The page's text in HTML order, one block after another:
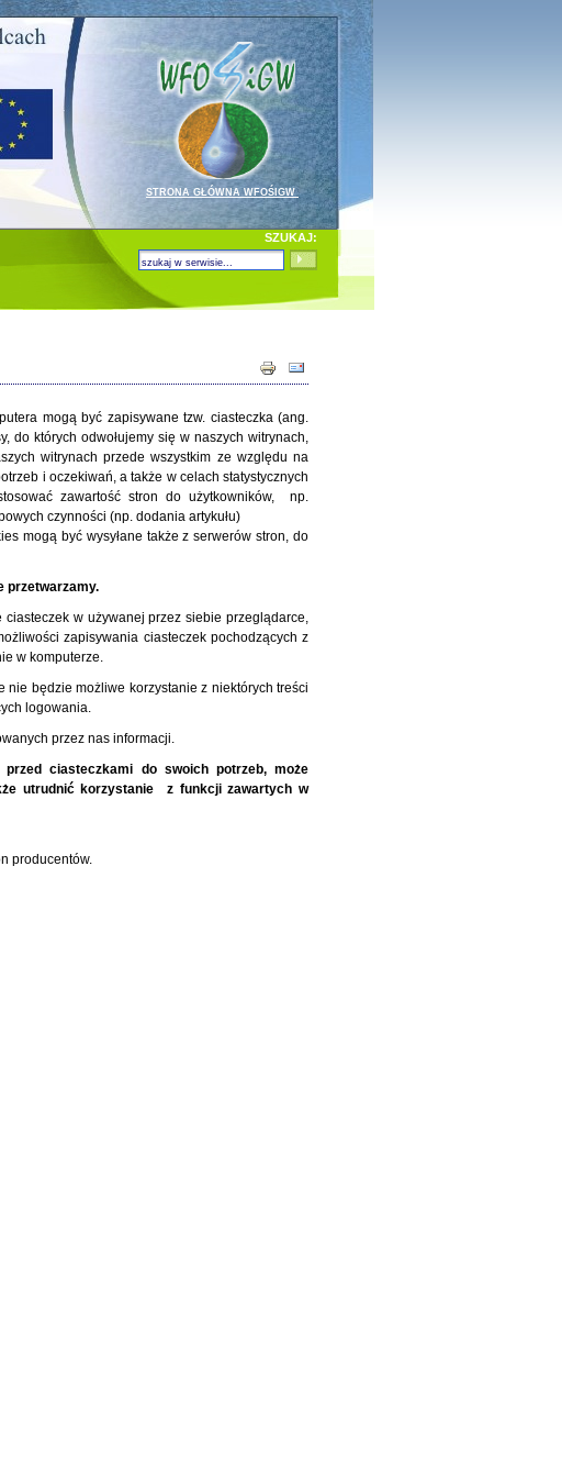
STRONA GŁÓWNA WFOŚIGW
SZUKAJ:
mogą być zapisywane tzw. ciasteczka (ang.
do których odwołujemy się w naszych witrynach,
witrynach przede wszystkim ze względu na
i oczekiwań, a także w celach statystycznych
zawartość stron do użytkowników, np.
czynności (np. dodania artykułu)
mogą być wysyłane także z serwerów stron, do
przetwarzamy.
w używanej przez siebie przeglądarce,
zapisywania ciasteczek pochodzących z
w komputerze.
będzie możliwe korzystanie z niektórych treści
logowania.
przez nas informacji.
ciasteczkami do swoich potrzeb, może
utrudnić korzystanie z funkcji zawartych w
producentów.